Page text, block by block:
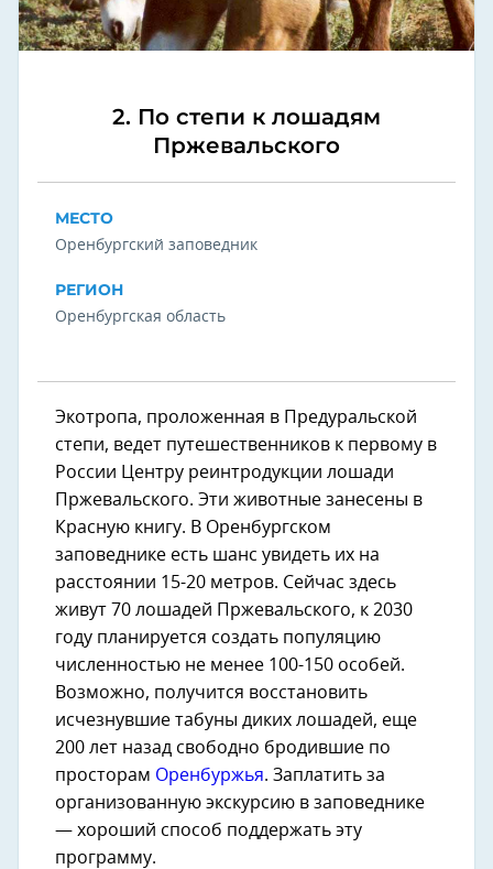
2. По степи к лошадям
Пржевальского
МЕСТО
Оренбургский заповедник
РЕГИОН
Оренбургская область
Экотропа, проложенная в Предуральской
степи, ведет путешественников к первому в
России Центру реинтродукции лошади
Пржевальского. Эти животные занесены в
Красную книгу. В Оренбургском
заповеднике есть шанс увидеть их на
расстоянии 15-20 метров. Сейчас здесь
живут 70 лошадей Пржевальского, к 2030
году планируется создать популяцию
численностью не менее 100-150 особей.
Возможно, получится восстановить
исчезнувшие табуны диких лошадей, еще
200 лет назад свободно бродившие по
просторам Оренбуржья. Заплатить за
организованную экскурсию в заповеднике
— хороший способ поддержать эту
программу.